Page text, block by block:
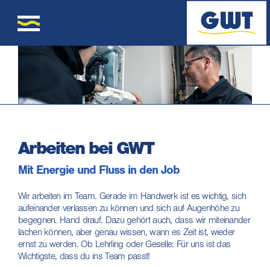
Arbeiten bei GWT
Mit Energie und Fluss in den Job
Wir arbeiten im Team. Gerade im Handwerk ist es wichtig, sich
aufeinander verlassen zu können und sich auf Augenhöhe zu
begegnen. Hand drauf. Dazu gehört auch, dass wir miteinander
lachen können, aber genau wissen, wann es Zeit ist, wieder
ernst zu werden. Ob Lehrling oder Geselle: Für uns ist das
Wichtigste, dass du ins Team passt!